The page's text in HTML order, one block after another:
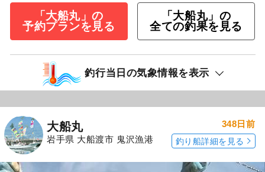
「大船丸」の
予約プランを見る
「大船丸」の
全ての釣果を見る
釣行当日の気象情報を表示
大船丸
岩手県 大船渡市 鬼沢漁港
348日前
釣り船詳細を見る